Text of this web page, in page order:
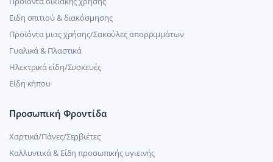
Ειδη σπιτιού & διακόσμησης
Προϊόντα μιας χρήσης/Σακούλες απορριμμάτων
Γυαλικά & Πλαστικά
Ηλεκτρικά είδη/Συσκευές
Είδη κήπου
Προσωπική Φροντίδα
Χαρτικά/Πάνες/Σερβιέτες
Καλλυντικά & Είδη προσωπικής υγιεινής